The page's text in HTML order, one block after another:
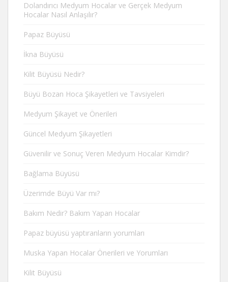
Dolandırıcı Medyum Hocalar ve Gerçek Medyum
Hocalar Nasıl Anlaşılır?
Papaz Büyüsü
İkna Büyüsü
Kilit Büyüsü Nedir?
Büyü Bozan Hoca Şikayetleri ve Tavsiyeleri
Medyum Şikayet ve Önerileri
Güncel Medyum Şikayetleri
Güvenilir ve Sonuç Veren Medyum Hocalar Kimdir?
Bağlama Büyüsü
Üzerimde Büyü Var mı?
Bakım Nedir? Bakım Yapan Hocalar
Papaz büyüsü yaptıranların yorumları
Muska Yapan Hocalar Önerileri ve Yorumları
Kilit Büyüsü